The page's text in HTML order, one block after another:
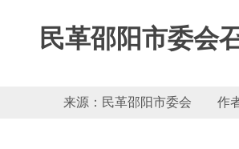
民革邵阳市委会
来源：民革邵阳市委会